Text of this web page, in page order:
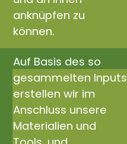
anknüpfen zu
können.
Auf Basis des so
gesammelten Inputs
erstellen wir im
Anschluss unsere
Materialien und